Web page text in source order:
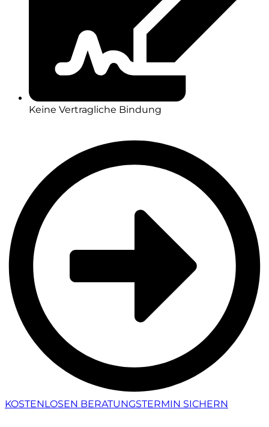
Keine Vertragliche Bindung
KOSTENLOSEN BERATUNGSTERMIN SICHERN